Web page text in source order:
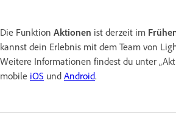
Die Funktion Aktionen ist derzeit im
kannst dein Erlebnis mit dem Team von
Weitere Informationen findest du unter
mobile iOS und Android.